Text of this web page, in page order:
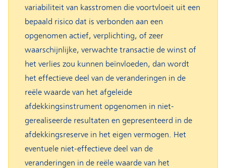
variabiliteit van kasstromen die voortvloeit uit een
bepaald risico dat is verbonden aan een
opgenomen actief, verplichting, of zeer
waarschijnlijke, verwachte transactie de winst of
het verlies zou kunnen beïnvloeden, dan wordt
het effectieve deel van de veranderingen in de
reële waarde van het afgeleide
afdekkingsinstrument opgenomen in niet-
gerealiseerde resultaten en gepresenteerd in de
afdekkingsreserve in het eigen vermogen. Het
eventuele niet-effectieve deel van de
veranderingen in de reële waarde van het